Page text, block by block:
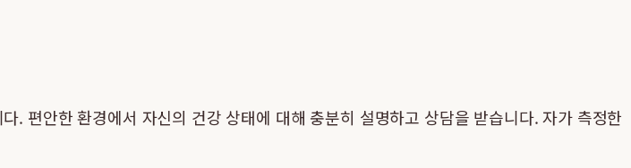
. 편안한 환경에서 자신의 건강 상태에 대해 충분히 설명하고 상담을 받습니다. 자가 측정한